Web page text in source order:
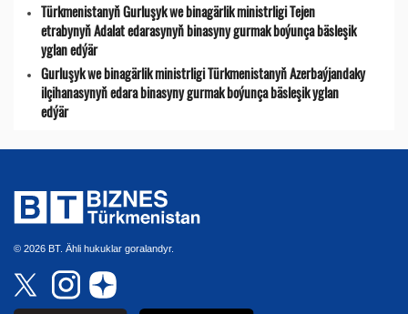
Türkmenistanyň Gurluşyk we binagärlik ministrligi Tejen
etrabynyň Adalat edarasynyň binasyny gurmak boýunça bäsleşik
yglan edýär
Gurluşyk we binagärlik ministrligi Türkmenistanyň Azerbaýjandaky
ilçihanasynyň edara binasyny gurmak boýunça bäsleşik yglan
edýär
© 2026 BT. Ähli hukuklar goralandyr.